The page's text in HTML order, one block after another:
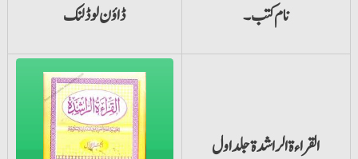
ڈاؤن لوڈ لنک نام کتب۔
القراءۃ الراشدۃ جلد اول